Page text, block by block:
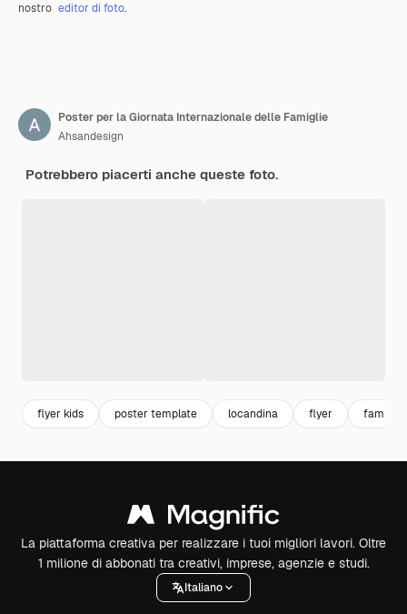
nostro editor di foto.
Poster per la Giornata Internazionale delle Famiglie
Ahsandesign
Potrebbero piacerti anche queste foto.
flyer kids poster template locandina flyer famiglia
La piattaforma creativa per realizzare i tuoi migliori lavori. Oltre
1 milione di abbonati tra creativi, imprese, agenzie e studi.
Italiano